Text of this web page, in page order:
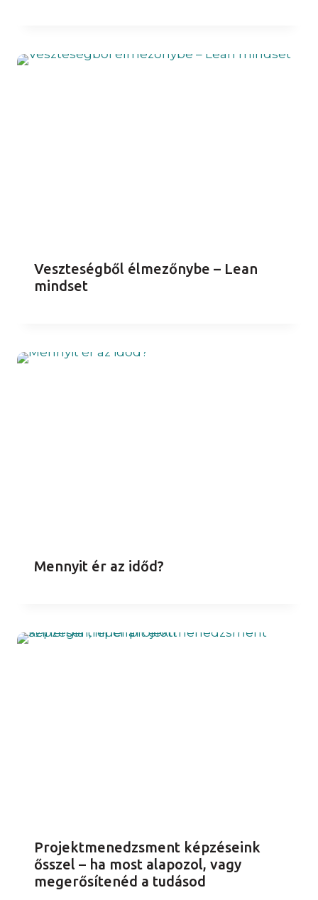
Veszteségből élmezőnybe – Lean
mindset
Mennyit ér az időd?
Projektmenedzsment képzéseink
ősszel – ha most alapozol, vagy
megerősítenéd a tudásod